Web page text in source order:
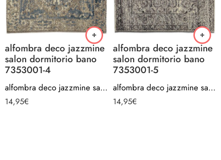
alfombra deco jazzmine
salon dormitorio bano
7353001-4
alfombra deco jazzmine salon dormitorio bano 7353001-4
14,95€
alfombra deco jazzmine
salon dormitorio bano
7353001-5
alfombra deco jazzmine salon dormitorio bano 7353001-5
14,95€